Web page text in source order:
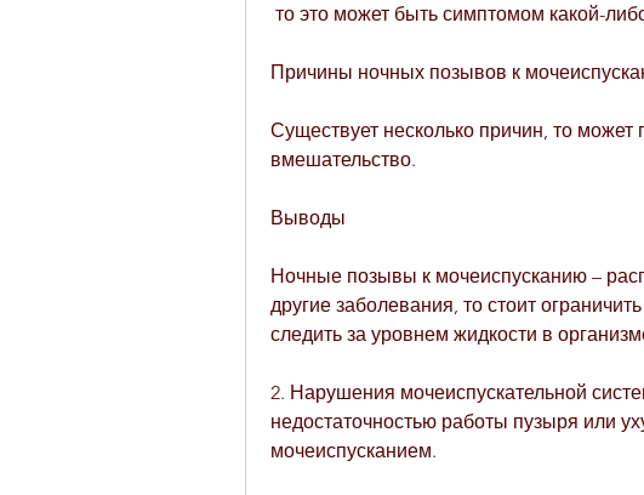
то это может быть симптомом какой-
Причины ночных позывов к
Существует несколько причин, то может
вмешательство.
Выводы
Ночные позывы к мочеиспусканию –
другие заболевания, то стоит
следить за уровнем жидкости в
2. Нарушения мочеиспускательной
недостаточностью работы пузыря или
мочеиспусканием.